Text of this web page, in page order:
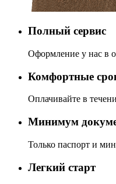
Полный сервис
Оформление у нас в
Комфортные
Оплачивайте в
Минимум
Только паспорт и
Легкий старт